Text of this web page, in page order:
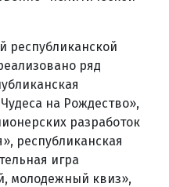
республиканской
ряд
на Рождество»,
разработок
республиканская
игра
молодежный квиз»,